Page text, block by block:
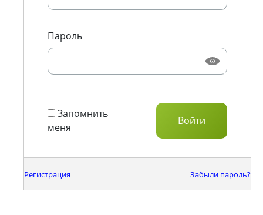
Пароль
Запомнить
меня
Регистрация Забыли пароль?